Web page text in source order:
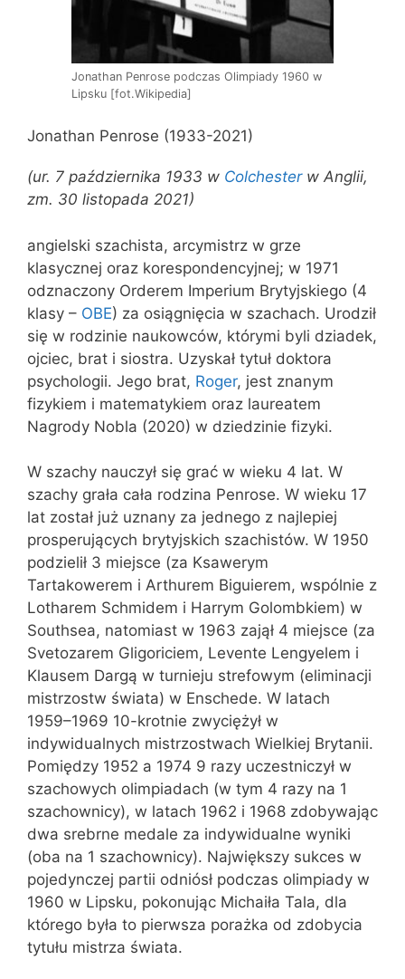
Jonathan Penrose podczas Olimpiady 1960 w
Lipsku [fot.Wikipedia]
Jonathan Penrose (1933-2021)
(ur. 7 października 1933 w Colchesterw Anglii,
zm. 30 listopada 2021)
angielski szachista, arcymistrz w grze
klasycznej oraz korespondencyjnej; w 1971
odznaczony Orderem Imperium Brytyjskiego (4
klasy – OBE) za osiągnięcia w szachach. Urodził
się w rodzinie naukowców, którymi byli dziadek,
ojciec, brat i siostra. Uzyskał tytuł doktora
psychologii. Jego brat, Roger, jest znanym
fizykiem i matematykiem oraz laureatem
Nagrody Nobla (2020) w dziedzinie fizyki.
W szachy nauczył się grać w wieku 4 lat. W
szachy grała cała rodzina Penrose. W wieku 17
lat został już uznany za jednego z najlepiej
prosperujących brytyjskich szachistów. W 1950
podzielił 3 miejsce (za Ksawerym
Tartakowerem i Arthurem Biguierem, wspólnie z
Lotharem Schmidem i Harrym Golombkiem) w
Southsea, natomiast w 1963 zajął 4 miejsce (za
Svetozarem Gligoriciem, Levente Lengyelem i
Klausem Dargą w turnieju strefowym (eliminacji
mistrzostw świata) w Enschede. W latach
1959–1969 10-krotnie zwyciężył w
indywidualnych mistrzostwach Wielkiej Brytanii.
Pomiędzy 1952 a 1974 9 razy uczestniczył w
szachowych olimpiadach (w tym 4 razy na 1
szachownicy), w latach 1962 i 1968 zdobywając
dwa srebrne medale za indywidualne wyniki
(oba na 1 szachownicy). Największy sukces w
pojedynczej partii odniósł podczas olimpiady w
1960 w Lipsku, pokonując Michaiła Tala, dla
którego była to pierwsza porażka od zdobycia
tytułu mistrza świata.